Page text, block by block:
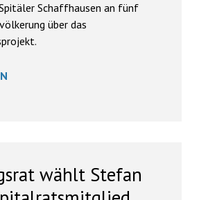
Schaffhausen an fünf
über das
wählt Stefan